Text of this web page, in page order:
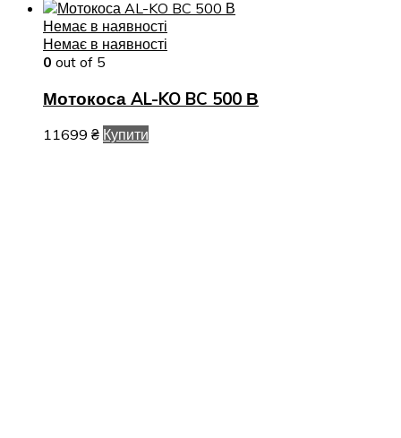
Немає в наявності
Немає в наявності
0 out of 5
Мотокоса AL-KO BC 500 В
11699 ₴ Купити